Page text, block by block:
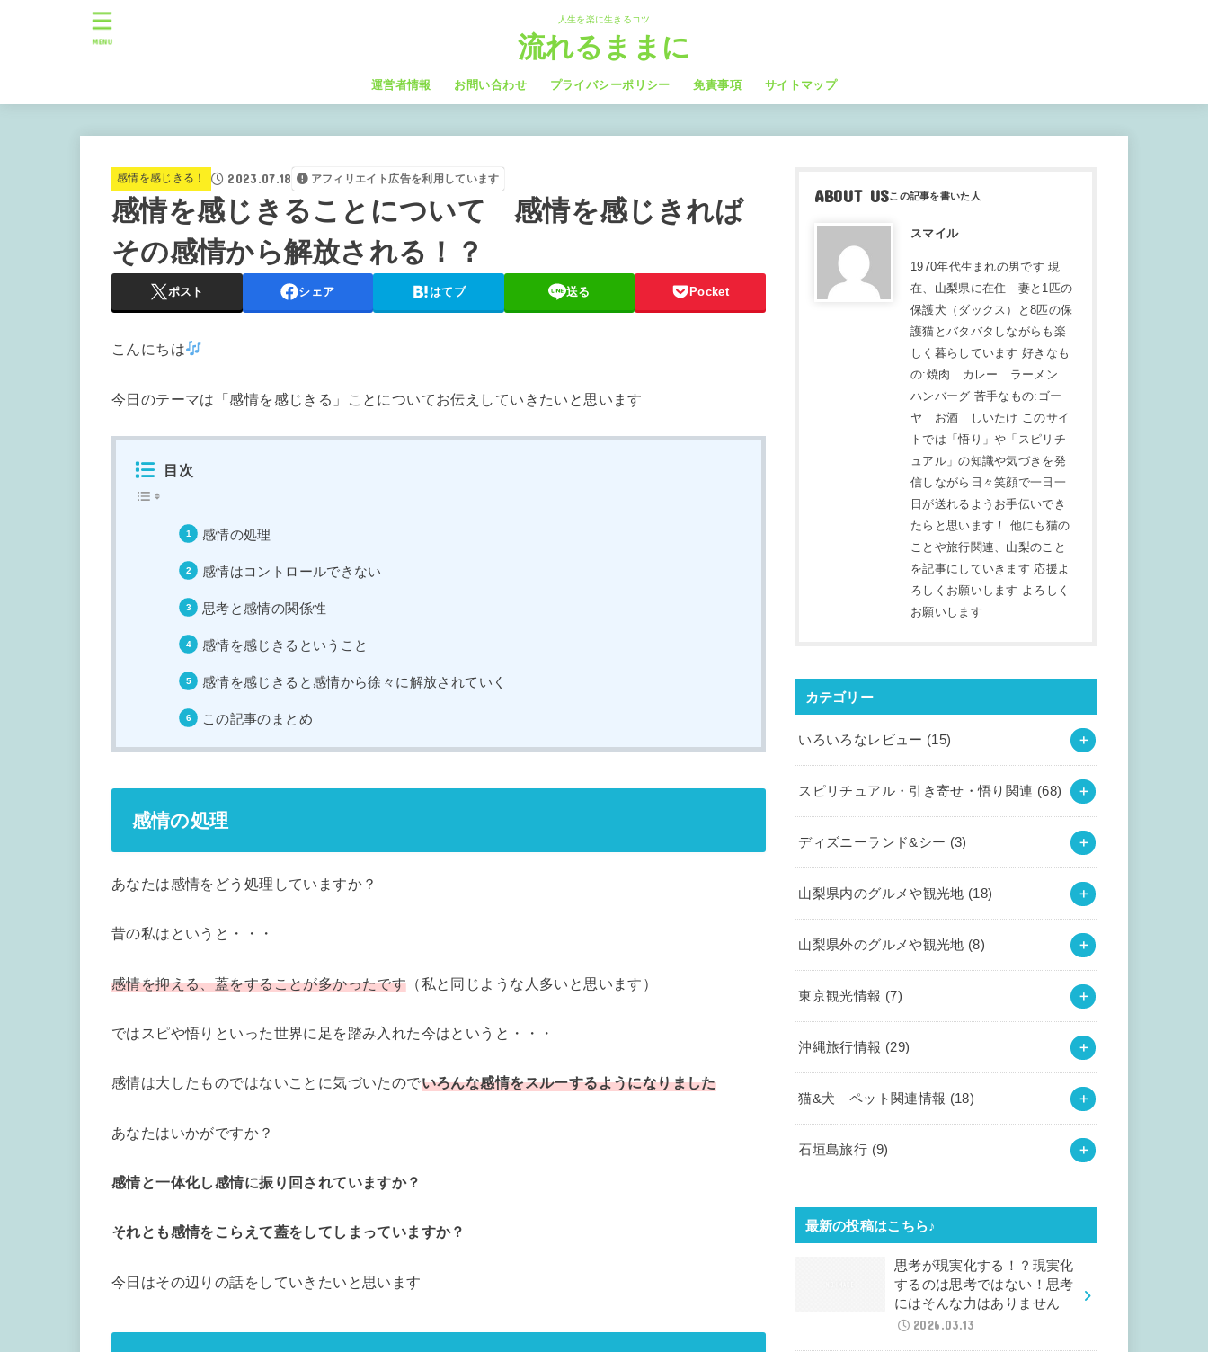
人生を楽に生きるコツ
流れるままに
運営者情報 お問い合わせ プライバシーポリシー 免責事項 サイトマップ
MENU
感情を感じきる！ 2023.07.18 アフィリエイト広告を利用しています
感情を感じきることについて 感情を感じきれば
その感情から解放される！？
ポスト シェア はてブ 送る Pocket
こんにちは
今日のテーマは「感情を感じきる」ことについてお伝えしていきたいと思います
目次
感情の処理
感情はコントロールできない
思考と感情の関係性
感情を感じきるということ
感情を感じきると感情から徐々に解放されていく
この記事のまとめ
感情の処理
あなたは感情をどう処理していますか？
昔の私はというと・・・
感情を抑える、蓋をすることが多かったです （私と同じような人多いと思います）
ではスピや悟りといった世界に足を踏み入れた今はというと・・・
感情は大したものではないことに気づいたのでいろんな感情をスルーするようになりました
あなたはいかがですか？
感情と一体化し感情に振り回されていますか？
それとも感情をこらえて蓋をしてしまっていますか？
今日はその辺りの話をしていきたいと思います
ABOUT US
スマイル
1970年代生まれの男です 現
在、山梨県に在住 妻と1匹の
保護犬（ダックス）と8匹の保
護猫とバタバタしながらも楽
しく暮らしています 好きなも
の:焼肉 カレー ラーメン
ハンバーグ 苦手なもの:ゴー
ヤ お酒 しいたけ このサイ
トでは「悟り」や「スピリチ
ュアル」の知識や気づきを発
信しながら日々笑顔で一日一
日が送れるようお手伝いでき
たらと思います！ 他にも猫の
ことや旅行関連、山梨のこと
を記事にしていきます 応援よ
ろしくお願いします よろしく
お願いします
カテゴリー
いろいろなレビュー (15)
スピリチュアル・引き寄せ・悟り関連 (68)
ディズニーランド&シー (3)
山梨県内のグルメや観光地 (18)
山梨県外のグルメや観光地 (8)
東京観光情報 (7)
沖縄旅行情報 (29)
猫&犬 ペット関連情報 (18)
石垣島旅行 (9)
最新の投稿はこちら♪
思考が現実化する！？現実化
するのは思考ではない！思考
にはそんな力はありません
2026.03.13